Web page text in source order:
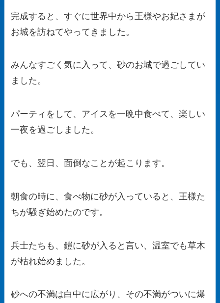
完成すると、すぐに世界中から王様やお妃さまが
お城を訪ねてやってきました。
みんなすごく気に入って、砂のお城で過ごしてい
ました。
パーティをして、アイスを一晩中食べて、楽しい
一夜を過ごしました。
でも、翌日、面倒なことが起こります。
朝食の時に、食べ物に砂が入っていると、王様た
ちが騒ぎ始めたのです。
兵士たちも、鎧に砂が入ると言い、温室でも草木
が枯れ始めました。
砂への不満は白中に広がり、その不満がついに爆